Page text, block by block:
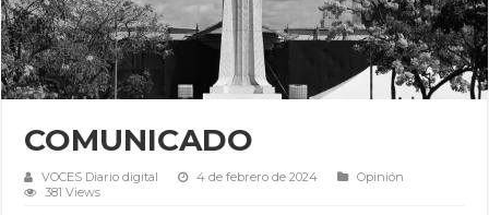
COMUNICADO
VOCES Diario digital 4 de febrero de 2024
Opinión
381 Views